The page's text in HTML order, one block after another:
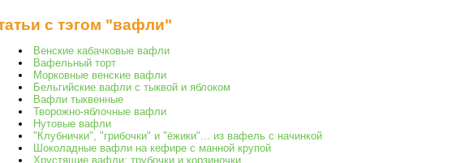
с тэгом "вафли"
Венские кабачковые вафли
Вафельный торт
Морковные венские вафли
Бельгийские вафли с тыквой и яблоком
Вафли тыквенные
Творожно-яблочные вафли
Нутовые вафли
"Клубнички", "грибочки" и "ёжики"... из вафель с начинкой
Шоколадные вафли на кефире с манной крупой
Хрустящие вафли: трубочки и корзиночки